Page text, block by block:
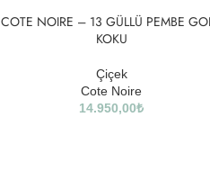
COTE NOIRE – 13 GÜLLÜ PEMBE
KOKU
Çiçek
Cote Noire
14.950,00₺